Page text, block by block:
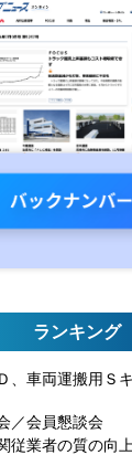
ランキング
、車両運搬用Ｓ
／会員懇談会
従業者の質の向